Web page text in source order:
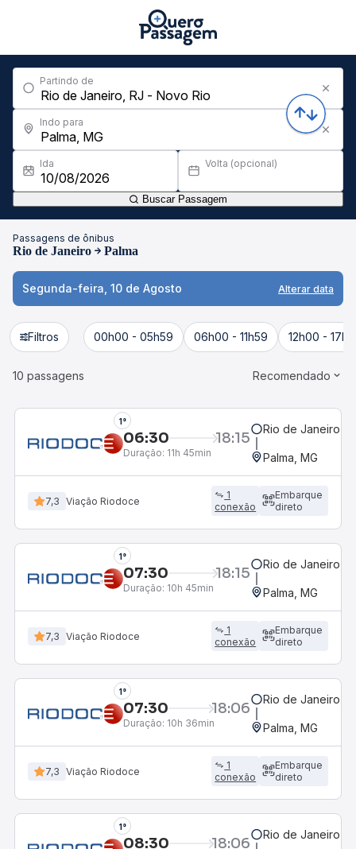
Partindo de
Indo para
Ida Volta (opcional)
Buscar Passagem
Passagens de ônibus
Rio de Janeiro Palma
Segunda-feira, 10 de Agosto Alterar data
Filtros 00h00 - 05h59 06h00 - 11h59 12h00 -
10 passagens Recomendado
1°
06:30 18:15
Duração: 11h 45min
Rio de Janeiro,
Palma, MG
7,3 Viação Riodoce
1
conexão
Embarque
direto
1°
07:30 18:15
Duração: 10h 45min
Rio de Janeiro,
Palma, MG
7,3 Viação Riodoce
1
conexão
Embarque
direto
1°
07:30 18:06
Duração: 10h 36min
Rio de Janeiro,
Palma, MG
7,3 Viação Riodoce
1
conexão
Embarque
direto
1°
08:30 18:06 Rio de Janeiro,